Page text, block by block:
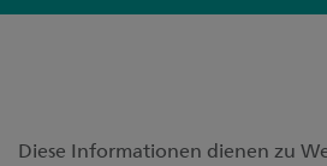
Diese Informationen dienen zu